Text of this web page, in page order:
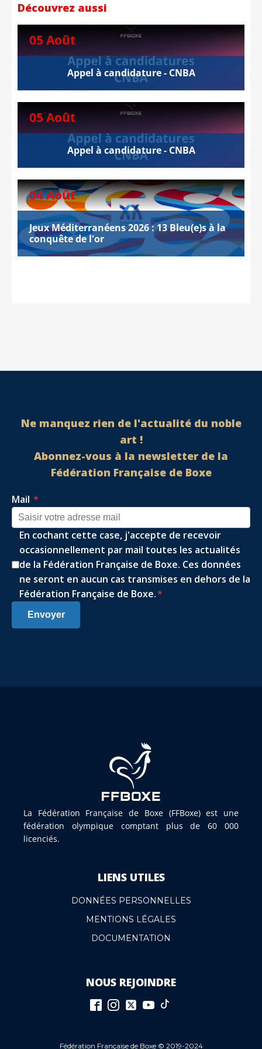
Découvrez aussi
05 Août
Appel à candidature - CNBA
05 Août
Appel à candidature - CNBA
04 Août
Jeux Méditerranéens 2026 : 13 Bleu(e)s à la
conquête de l'or
Ne manquez rien de l'actualité du noble
art !
Abonnez-vous à la newsletter de la
Fédération Française de Boxe
Mail *
En cochant cette case, j'accepte de recevoir
occasionnellement par mail toutes les actualités
de la Fédération Française de Boxe. Ces données
ne seront en aucun cas transmises en dehors de la
Fédération Française de Boxe.*
Envoyer
La Fédération Française de Boxe (FFBoxe) est une
fédération olympique comptant plus de 60 000
licenciés.
LIENS UTILES
DONNÉES PERSONNELLES
MENTIONS LÉGALES
DOCUMENTATION
NOUS REJOINDRE
Fédération Française de Boxe © 2019-2024